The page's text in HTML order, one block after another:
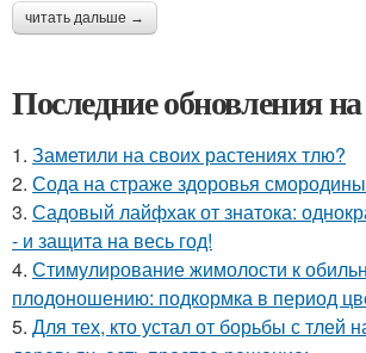
читать дальше →
Последние обновления на
1. Заметили на своих растениях тлю?
2. Сода на страже здоровья
3. Садовый лайфхак от знатока:
- и защита на весь год!
4. Стимулирование жимолости к
плодоношению: подкормка в период
5. Для тех, кто устал от борьбы с тлей